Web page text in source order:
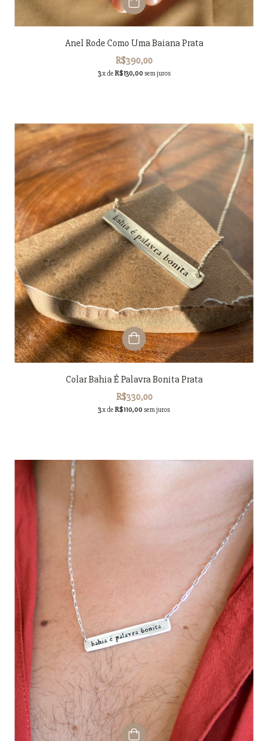
Anel Rode Como Uma Baiana Prata
R$390,00
3x de R$130,00 sem juros
Colar Bahia É Palavra Bonita Prata
R$330,00
3x de R$110,00 sem juros